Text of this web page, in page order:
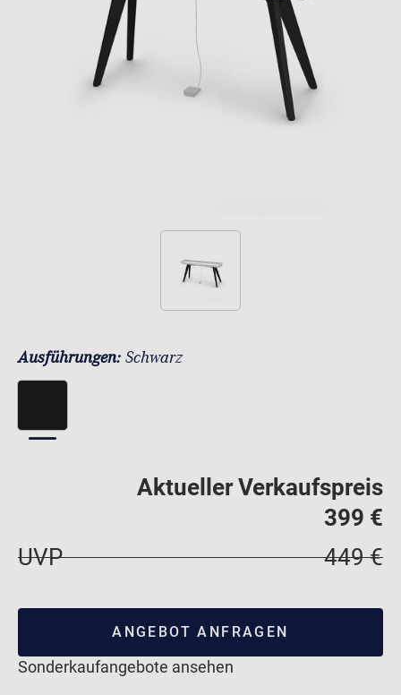
Ausführungen: Schwarz
Aktueller Verkaufspreis
399 €
UVP
449 €
ANGEBOT ANFRAGEN
Sonderkaufangebote ansehen